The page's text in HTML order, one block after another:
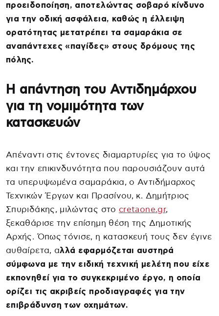
προειδοποίηση, αποτελώντας σοβαρό κίνδυνο
για την οδική ασφάλεια, καθώς η έλλειψη
ορατότητας μετατρέπει τα σαμαράκια σε
αναπάντεχες «παγίδες» στους δρόμους της
πόλης.
Η απάντηση του Αντιδημάρχου
για τη νομιμότητα των
κατασκευών
Απέναντι στις έντονες διαμαρτυρίες για το ύψος
και την επικινδυνότητα που παρουσιάζουν αυτά
τα υπερυψωμένα σαμαράκια, ο Αντιδήμαρχος
Τεχνικών Έργων και Πρασίνου, κ. Δημήτριος
Σπυριδάκης, μιλώντας στο cretaone.gr,
ξεκαθάρισε την επίσημη θέση της Δημοτικής
Αρχής. Όπως τόνισε, η κατασκευή τους δεν έγινε
αυθαίρετα, αλλά εφαρμόζεται αυστηρά
σύμφωνα με την ειδική τεχνική μελέτη που είχε
εκπονηθεί για το συγκεκριμένο έργο, η οποία
ορίζει τις ακριβείς προδιαγραφές για την
επιβράδυνση των οχημάτων.